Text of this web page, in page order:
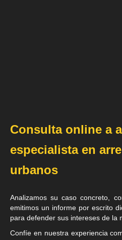
Consulta online a
especialista en
urbanos
Analizamos su caso concreto,
emitimos un informe por escrito
para defender sus intereses de la
Confíe en nuestra experiencia